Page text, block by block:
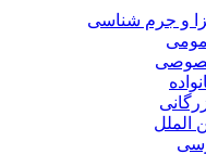
و جرم شناسی
الملل